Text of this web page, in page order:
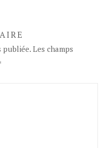
publiée. Les champs